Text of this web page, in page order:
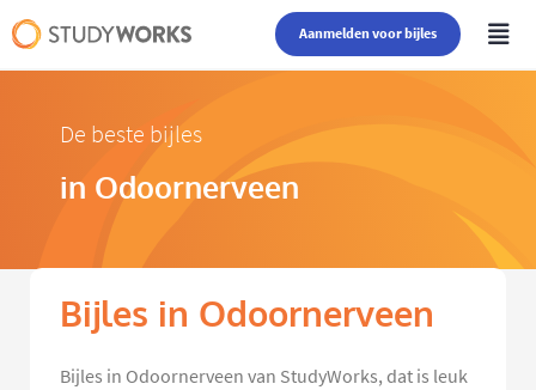
Aanmelden voor bijles
De beste bijles
in Odoornerveen
Bijles in Odoornerveen
Bijles in Odoornerveen van StudyWorks, dat is leuk